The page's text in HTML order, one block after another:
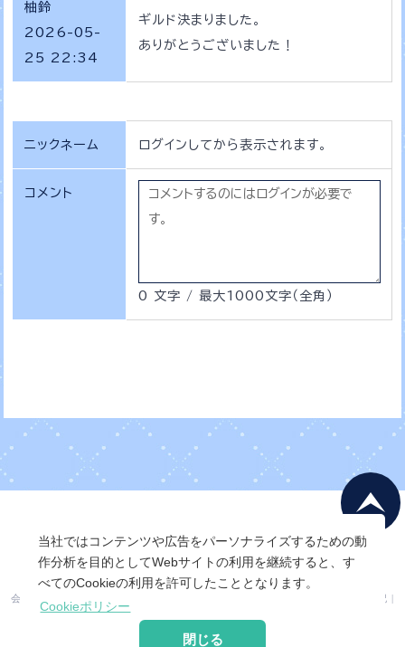
当社ではコンテンツや広告をパーソナライズするための動
作分析を目的としてWebサイトの利用を継続すると、す
べてのCookieの利用を許可したこととなります。
Cookieポリシー
閉じる
柚鈴
2026-05-
25 22:34
ギルド決まりました。
ありがとうございました！
ニックネーム ログインしてから表示されます。
コメント
0 文字 / 最大1000文字（全角）
会社概要 会員利用規約 特定商取引法に基づく表記
サービス利用規約|運営ポリシー